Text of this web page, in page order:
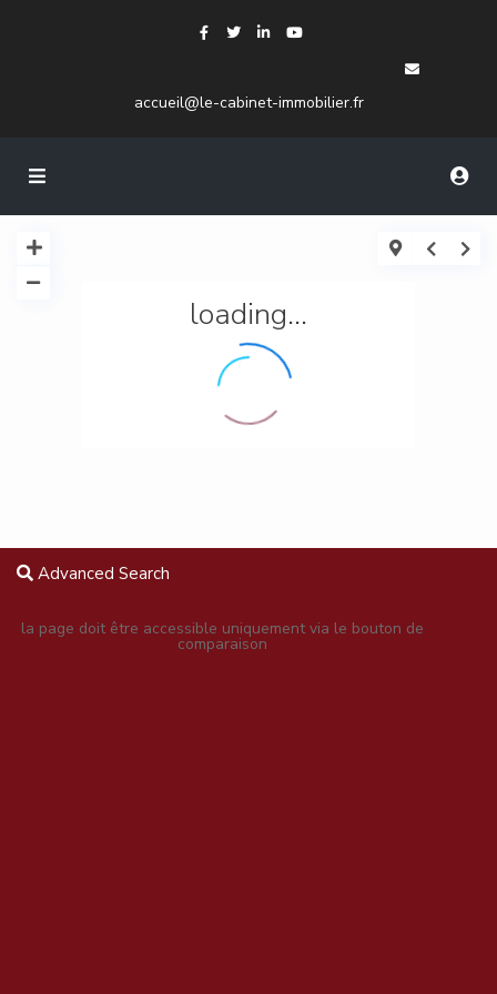
accueil@le-cabinet-immobilier.fr
loading...
Advanced Search
la page doit être accessible uniquement via le bouton de
comparaison